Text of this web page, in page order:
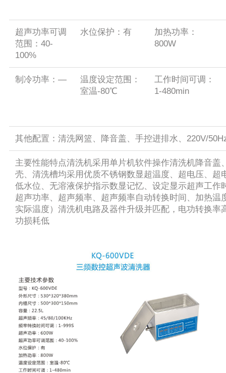
超声功率可调
范围：40-
100%
水位保护：有
加热功率：
800W
制冷功率：—
温度设定范围：
室温-80℃
工作时间可调：
1-480min
其他配置：清洗网篮、降音盖、手控进排水、220V/
主要性能特点清洗机采用单片机软件操作清洗机降音盖
壳、清洗槽均采用优质不锈钢数显超温度、超电压、超
低水位、无溶液保护指示数显记忆、设定显示超声工作
超声功率、超声频率、超声频率自动转换时间、加热温
实际温度）清洗机电路及器件升级并匹配，电功转换率
功损耗低